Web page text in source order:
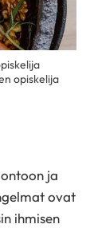
opiskelija
ja
ovat
ihmisen